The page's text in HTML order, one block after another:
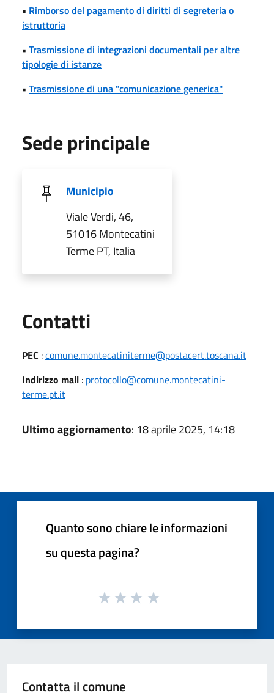
• Rimborso del pagamento di diritti di segreteria o
istruttoria
• Trasmissione di integrazioni documentali per altre
tipologie di istanze
• Trasmissione di una "comunicazione generica"
Sede principale
Municipio
Viale Verdi, 46,
51016 Montecatini
Terme PT, Italia
Contatti
PEC :comune.montecatiniterme@postacert.toscana.it
Indirizzo mail : protocollo@comune.montecatini-
terme.pt.it
Ultimo aggiornamento: 18 aprile 2025, 14:18
Quanto sono chiare le informazioni
su questa pagina?
Contatta il comune